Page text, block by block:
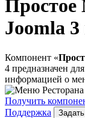
Простое
Joomla
Компонент «
4 предназначен
информацией о
Получить
Поддержка